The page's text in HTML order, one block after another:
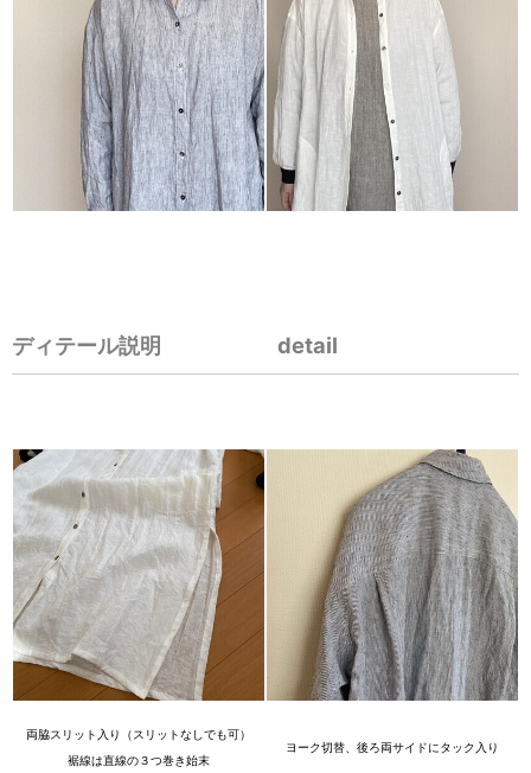
ディテール説明 detail
両脇スリット入り（スリットなしでも可）
裾線は直線の３つ巻き始末
ヨーク切替、後ろ両サイドにタック入り